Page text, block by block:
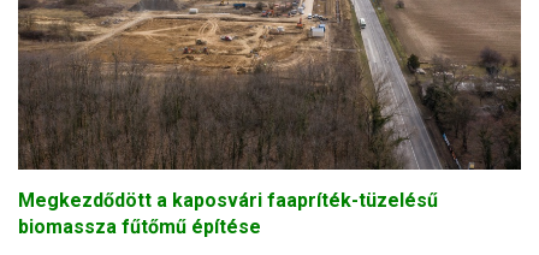
Megkezdődött a kaposvári faapríték-tüzelésű
biomassza fűtőmű építése